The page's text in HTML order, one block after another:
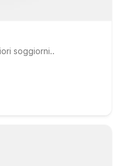
soggiorni..